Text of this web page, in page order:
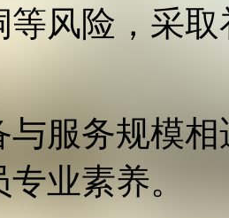
等风险，采
与服务规模
业素养。